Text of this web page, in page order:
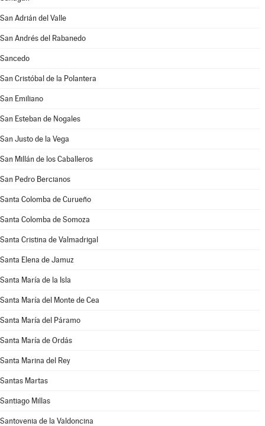
San Adrián del Valle
San Andrés del Rabanedo
Sancedo
San Cristóbal de la Polantera
San Emiliano
San Esteban de Nogales
San Justo de la Vega
San Millán de los Caballeros
San Pedro Bercianos
Santa Colomba de Curueño
Santa Colomba de Somoza
Santa Cristina de Valmadrigal
Santa Elena de Jamuz
Santa María de la Isla
Santa María del Monte de Cea
Santa María del Páramo
Santa María de Ordás
Santa Marina del Rey
Santas Martas
Santiago Millas
Santovenia de la Valdoncina